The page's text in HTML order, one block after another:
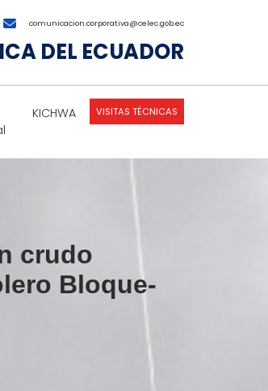
comunicacion.corporativa@celec.gob.ec
DEL ECUADOR
KICHWA VISITAS TÉCNICAS
crudo
Bloque-